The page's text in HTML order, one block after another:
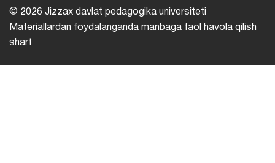
© 2026 Jizzax davlat pedagogika universiteti
Materiallardan foydalanganda manbaga faol havola qilish
shart